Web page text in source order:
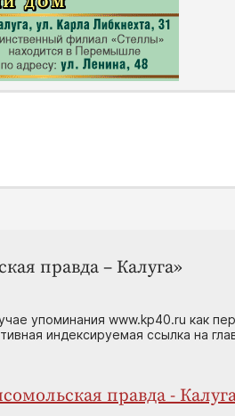
правда – Калуга»
упоминания www.kp40.ru как
индексируемая ссылка на
правда -